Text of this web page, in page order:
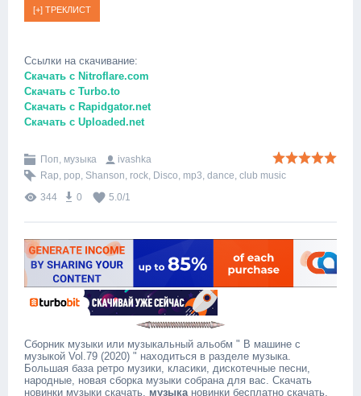
Ссылки на скачивание:
Скачать с Nitroflare.com
Скачать с Turbo.to
Скачать с Rapidgator.net
Скачать с Uploaded.net
Поп, музыка
ivashka
Rap, pop, Shanson, rock, Disco, mp3, dance, club music
344
0 5.0/1
Сборник музыки или музыкальный альобм " В машине с
музыкой Vol.79 (2020) " находиться в разделе музыка.
Большая база ретро музики, класики, дискотечные песни,
народные, новая сборка музыки собрана для вас. Скачать
новинки музыки скачать, музыкановинки бесплатно скачать,